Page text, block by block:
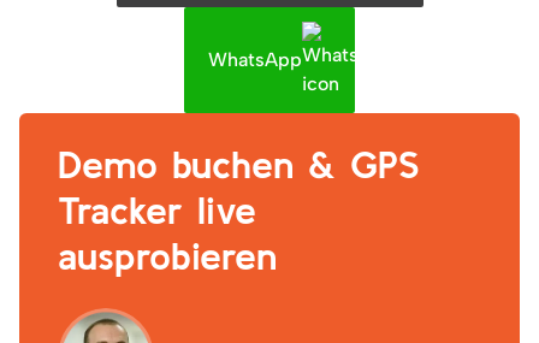
WhatsApp
Demo buchen & GPS
Tracker live
ausprobieren